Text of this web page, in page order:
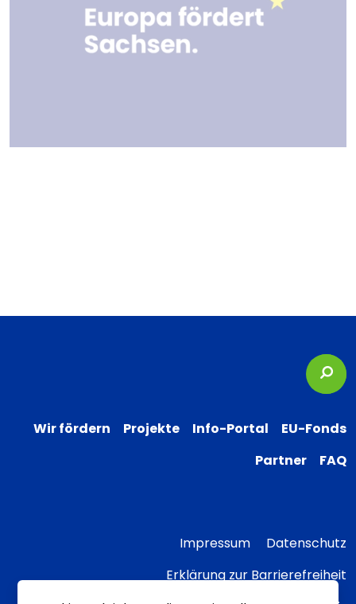
Wir fördern Projekte Info-Portal
EU-Fonds
Partner
FAQ
Impressum
Datenschutz
Erklärung zur Barrierefreiheit